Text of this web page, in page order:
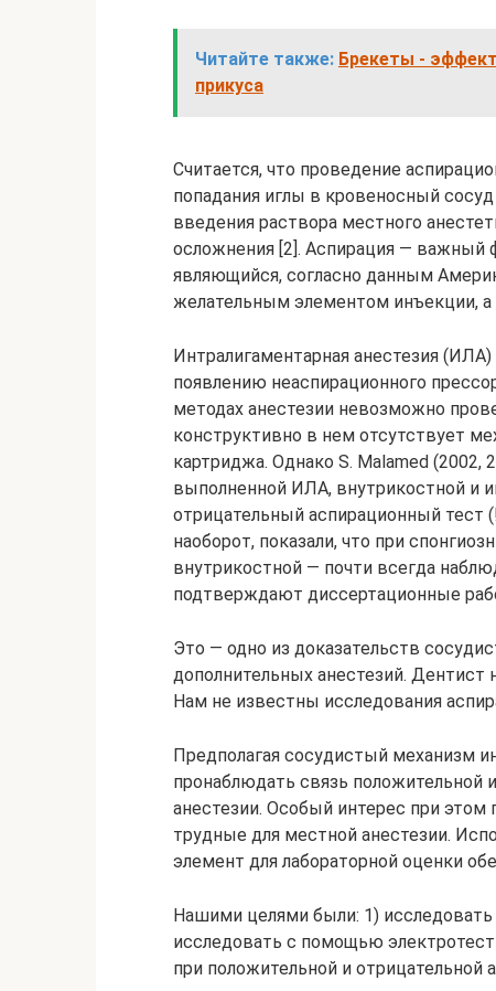
Читайте также: Брекеты -
прикуса
Считается, что проведение
попадания иглы в кровеносный
введения раствора местного
осложнения [2]. Аспирация — важный
являющийся, согласно данным
желательным элементом инъекции, а
Интралигаментарная анестезия
появлению неаспирационного
методах анестезии невозможно
конструктивно в нем отсутствует
картриджа. Однако S. Malamed (2002,
выполненной ИЛА, внутрикостной и
отрицательный аспирационный тест
наоборот, показали, что при
внутрикостной — почти всегда
подтверждают диссертационные
Это — одно из доказательств
дополнительных анестезий. Дентист
Нам не известны исследования
Предполагая сосудистый механизм
пронаблюдать связь положительной
анестезии. Особый интерес при
трудные для местной анестезии.
элемент для лабораторной оценки
Нашими целями были: 1)
исследовать с помощью
при положительной и отрицательной